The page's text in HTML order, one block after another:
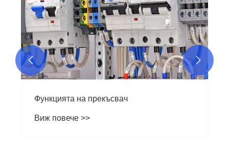
Функцията на прекъсвач
Виж повече >>
 